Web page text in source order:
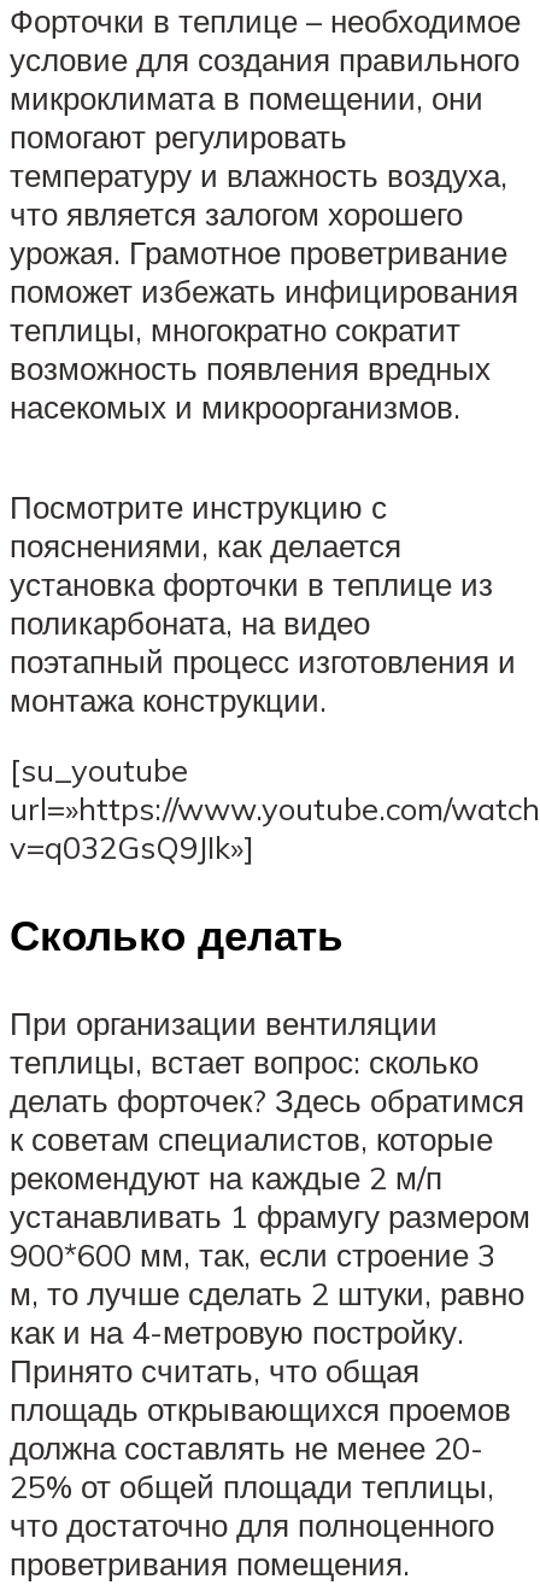
Форточки в теплице – необходимое
условие для создания правильного
микроклимата в помещении, они
помогают регулировать
температуру и влажность воздуха,
что является залогом хорошего
урожая. Грамотное проветривание
поможет избежать инфицирования
теплицы, многократно сократит
возможность появления вредных
насекомых и микроорганизмов.
Посмотрите инструкцию с
пояснениями, как делается
установка форточки в теплице из
поликарбоната, на видео
поэтапный процесс изготовления и
монтажа конструкции.
[su_youtube
url=»https://www.youtube.com/
v=q032GsQ9JIk»]
Сколько делать
При организации вентиляции
теплицы, встает вопрос: сколько
делать форточек? Здесь обратимся
к советам специалистов, которые
рекомендуют на каждые 2 м/п
устанавливать 1 фрамугу размером
900*600 мм, так, если строение 3
м, то лучше сделать 2 штуки, равно
как и на 4-метровую постройку.
Принято считать, что общая
площадь открывающихся проемов
должна составлять не менее 20-
25% от общей площади теплицы,
что достаточно для полноценного
проветривания помещения.